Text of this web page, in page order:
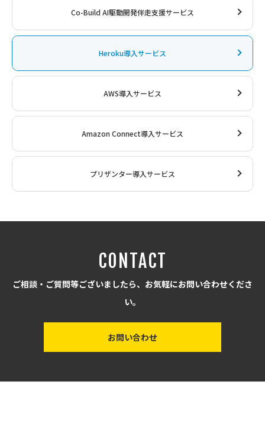
Co-Build AI駆動開発伴走支援サービス
Heroku導入サービス
AWS導入サービス
Amazon Connect導入サービス
プリザンター導入サービス
CONTACT
ご相談・ご質問等ございましたら、お気軽にお問い合わせくださ
い。
お問い合わせ